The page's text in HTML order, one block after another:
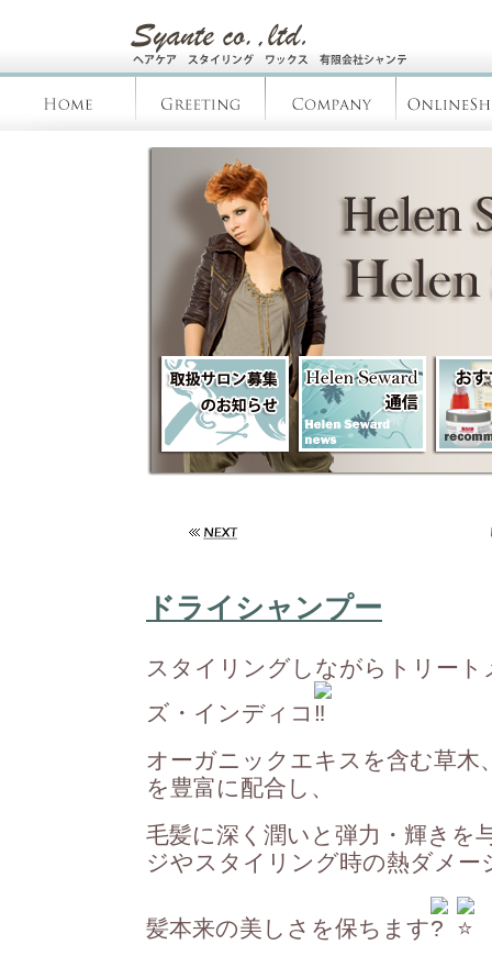
ドライシャンプー
スタイリングしながらトリー
ズ・インディコ
オーガニックエキスを含む草木
を豊富に配合し、
毛髪に深く潤いと弾力・輝きを
ジやスタイリング時の熱ダメー
髪本来の美しさを保ちます